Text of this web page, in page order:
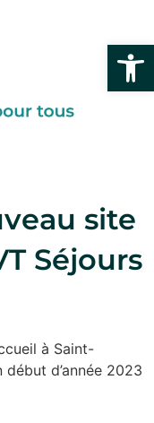
Ouvrir
site
Séjours
à Saint-
d’année 2023